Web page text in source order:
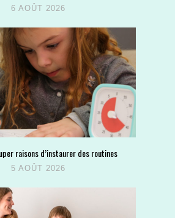
6 AOÛT 2026
raisons d’instaurer des routines
5 AOÛT 2026